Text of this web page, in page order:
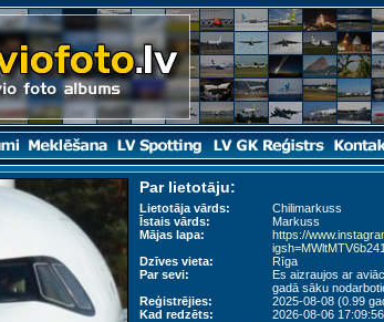
Par lietotāju:
Lietotāja vārds:
Chilimarkuss
Īstais vārds:
Markuss
Mājas lapa:
https://
Dzīves vieta:
Rīga
Par sevi:
Es aizraujos ar
gadā sāku
Reģistrējies:
2025-08-08 (0.99
Kad redzēts:
2026-08-06